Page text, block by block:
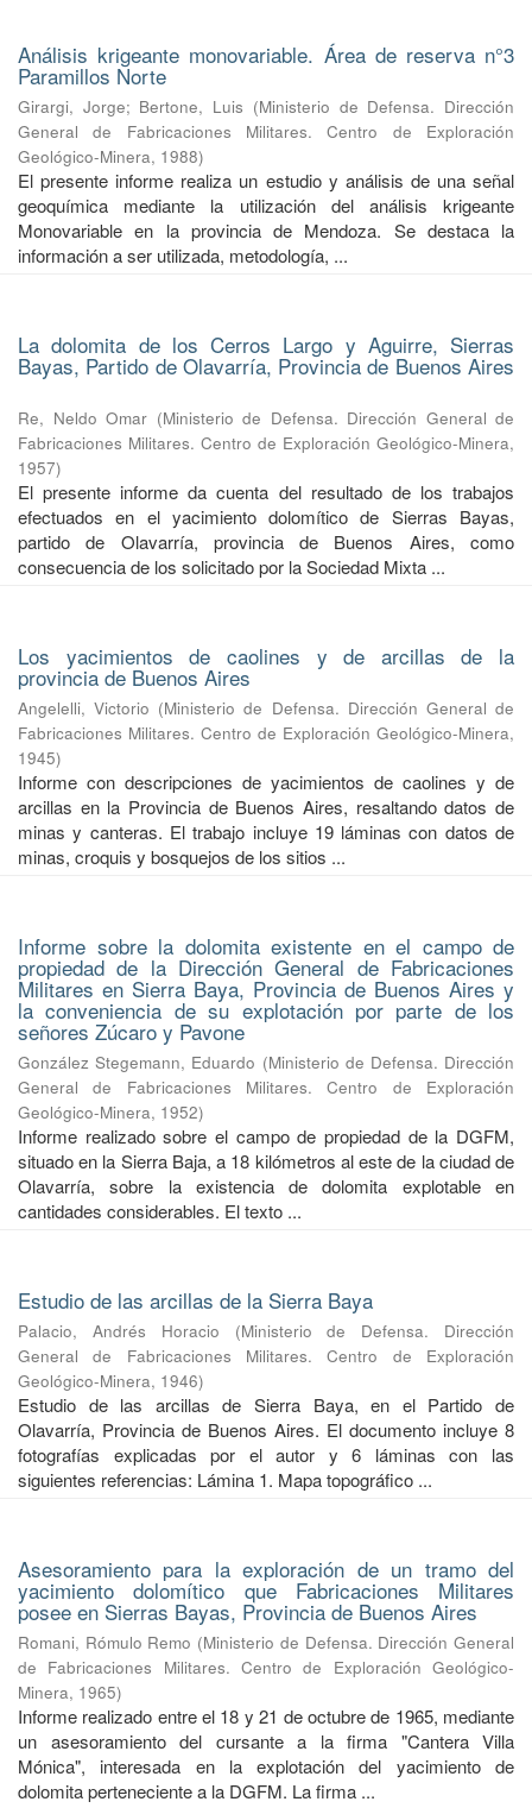
Análisis krigeante monovariable. Área de reserva n°3
Paramillos Norte
Girargi, Jorge; Bertone, Luis (Ministerio de Defensa. Dirección
General de Fabricaciones Militares. Centro de Exploración
Geológico-Minera, 1988)
El presente informe realiza un estudio y análisis de una señal
geoquímica mediante la utilización del análisis krigeante
Monovariable en la provincia de Mendoza. Se destaca la
información a ser utilizada, metodología, ...
La dolomita de los Cerros Largo y Aguirre, Sierras
Bayas, Partido de Olavarría, Provincia de Buenos Aires
Re, Neldo Omar (Ministerio de Defensa. Dirección General de
Fabricaciones Militares. Centro de Exploración Geológico-Minera,
1957)
El presente informe da cuenta del resultado de los trabajos
efectuados en el yacimiento dolomítico de Sierras Bayas,
partido de Olavarría, provincia de Buenos Aires, como
consecuencia de los solicitado por la Sociedad Mixta ...
Los yacimientos de caolines y de arcillas de la
provincia de Buenos Aires
Angelelli, Victorio (Ministerio de Defensa. Dirección General de
Fabricaciones Militares. Centro de Exploración Geológico-Minera,
1945)
Informe con descripciones de yacimientos de caolines y de
arcillas en la Provincia de Buenos Aires, resaltando datos de
minas y canteras. El trabajo incluye 19 láminas con datos de
minas, croquis y bosquejos de los sitios ...
Informe sobre la dolomita existente en el campo de
propiedad de la Dirección General de Fabricaciones
Militares en Sierra Baya, Provincia de Buenos Aires y
la conveniencia de su explotación por parte de los
señores Zúcaro y Pavone
González Stegemann, Eduardo (Ministerio de Defensa. Dirección
General de Fabricaciones Militares. Centro de Exploración
Geológico-Minera, 1952)
Informe realizado sobre el campo de propiedad de la DGFM,
situado en la Sierra Baja, a 18 kilómetros al este de la ciudad de
Olavarría, sobre la existencia de dolomita explotable en
cantidades considerables. El texto ...
Estudio de las arcillas de la Sierra Baya
Palacio, Andrés Horacio (Ministerio de Defensa. Dirección
General de Fabricaciones Militares. Centro de Exploración
Geológico-Minera, 1946)
Estudio de las arcillas de Sierra Baya, en el Partido de
Olavarría, Provincia de Buenos Aires. El documento incluye 8
fotografías explicadas por el autor y 6 láminas con las
siguientes referencias: Lámina 1. Mapa topográfico ...
Asesoramiento para la exploración de un tramo del
yacimiento dolomítico que Fabricaciones Militares
posee en Sierras Bayas, Provincia de Buenos Aires
Romani, Rómulo Remo (Ministerio de Defensa. Dirección General
de Fabricaciones Militares. Centro de Exploración Geológico-
Minera, 1965)
Informe realizado entre el 18 y 21 de octubre de 1965, mediante
un asesoramiento del cursante a la firma "Cantera Villa
Mónica", interesada en la explotación del yacimiento de
dolomita perteneciente a la DGFM. La firma ...